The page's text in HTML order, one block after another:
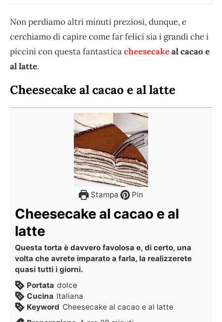
Non perdiamo altri minuti preziosi, dunque, e
cerchiamo di capire come far felici sia i grandi che i
piccini con questa fantasticacheesecakeal cacao e
al latte.
Cheesecake al cacao e al latte
Stampa Pin
Cheesecake al cacao e al
latte
Questa torta è davvero favolosa e, di certo, una
volta che avrete imparato a farla, la realizzerete
quasi tutti i giorni.
Portata dolce
Cucina Italiana
Keyword Cheesecake al cacao e al latte